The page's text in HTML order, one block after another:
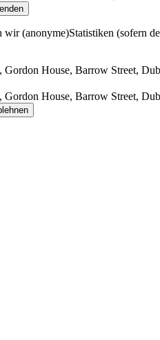
wir (anonyme)Statistiken (sofern
House, Barrow Street,
House, Barrow Street,